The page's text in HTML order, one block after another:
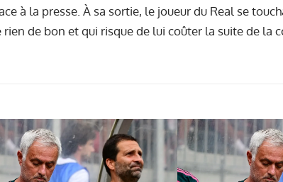
à la presse. À sa sortie, le joueur du Real se
rien de bon et qui risque de lui coûter la suite de la